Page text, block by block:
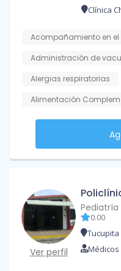
Clínica
Acompañamiento en
Administración de
Alergias respiratorias
Alimentación
Ver perfil
Pediatría
0.00
Tucupita